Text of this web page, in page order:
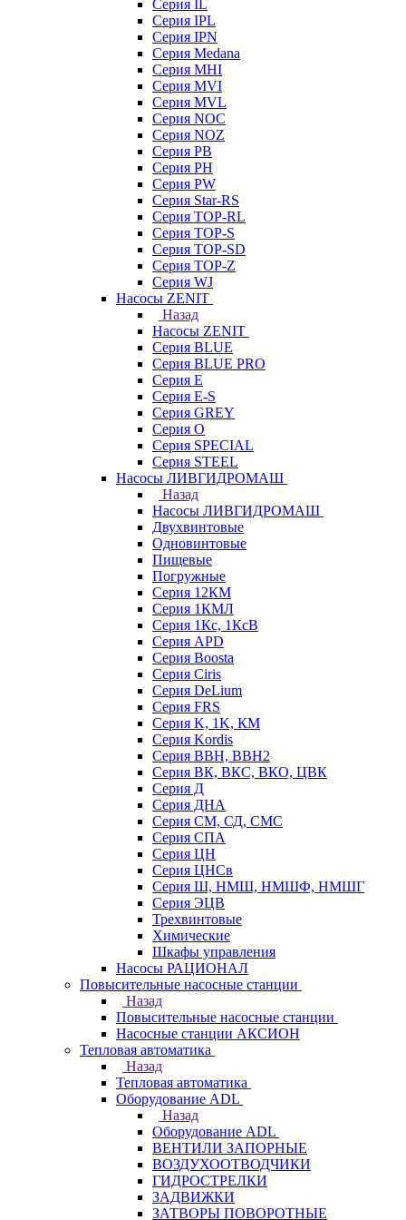
Серия IL
Серия IPL
Серия IPN
Серия Medana
Серия MHI
Серия MVI
Серия MVL
Серия NOC
Серия NOZ
Серия PB
Серия PH
Серия PW
Серия Star-RS
Серия TOP-RL
Серия TOP-S
Серия TOP-SD
Серия TOP-Z
Серия WJ
Насосы ZENIT
Назад
Насосы ZENIT
Серия BLUE
Серия BLUE PRO
Серия E
Серия E-S
Серия GREY
Серия O
Серия SPECIAL
Серия STEEL
Насосы ЛИВГИДРОМАШ
Назад
Насосы ЛИВГИДРОМАШ
Двухвинтовые
Одновинтовые
Пищевые
Погружные
Серия 12КМ
Серия 1КМЛ
Серия 1Кс, 1КсВ
Серия APD
Серия Boosta
Серия Ciris
Серия DeLium
Серия FRS
Серия K, 1K, КМ
Серия Kordis
Серия ВВН, ВВН2
Серия ВК, ВКС, ВКО, ЦВК
Серия Д
Серия ДНА
Серия СМ, СД, СМС
Серия СПА
Серия ЦН
Серия ЦНСв
Серия Ш, НМШ, НМШФ, НМШГ
Серия ЭЦВ
Трехвинтовые
Химические
Шкафы управления
Насосы РАЦИОНАЛ
Повысительные насосные станции
Назад
Повысительные насосные станции
Насосные станции АКСИОН
Тепловая автоматика
Назад
Тепловая автоматика
Оборудование ADL
Назад
Оборудование ADL
ВЕНТИЛИ ЗАПОРНЫЕ
ВОЗДУХООТВОДЧИКИ
ГИДРОСТРЕЛКИ
ЗАДВИЖКИ
ЗАТВОРЫ ПОВОРОТНЫЕ